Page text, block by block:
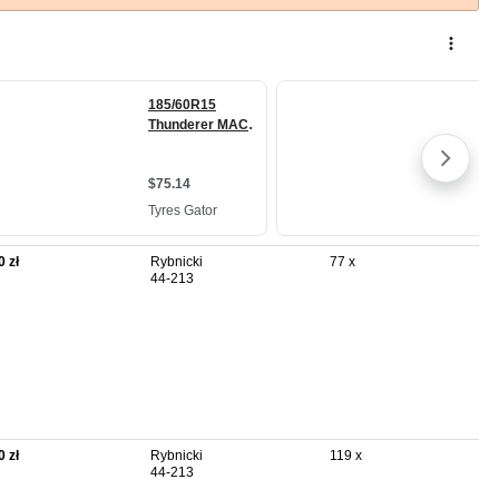
zł
Rybnicki
44-213
77 x
zł
Rybnicki
44-213
119 x